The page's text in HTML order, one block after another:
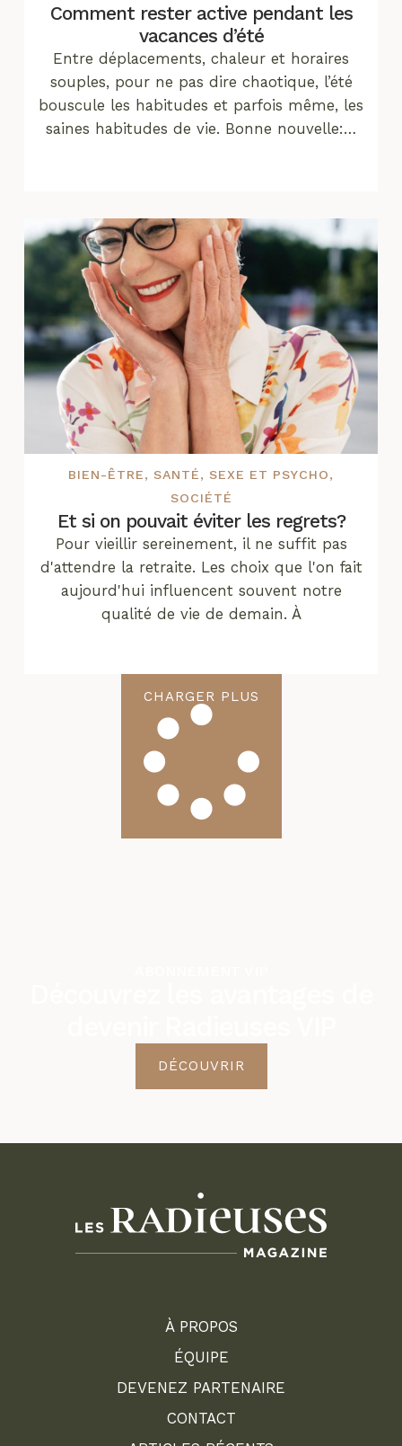
Comment rester active pendant les
vacances d’été
Entre déplacements, chaleur et horaires
souples, pour ne pas dire chaotique, l’été
bouscule les habitudes et parfois même, les
saines habitudes de vie. Bonne nouvelle:…
BIEN-ÊTRE, SANTÉ, SEXE ET PSYCHO,
SOCIÉTÉ
Et si on pouvait éviter les regrets?
Pour vieillir sereinement, il ne suffit pas
d'attendre la retraite. Les choix que l'on fait
aujourd'hui influencent souvent notre
qualité de vie de demain. À
CHARGER PLUS
DÉCOUVRIR
À PROPOS
ÉQUIPE
DEVENEZ PARTENAIRE
CONTACT